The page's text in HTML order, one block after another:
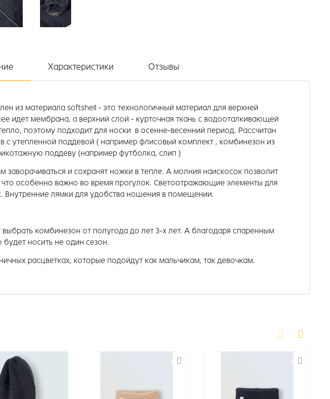
Характеристики Отзывы
из материала softshell - это технологичный материал для верхней
идет мембрана, а верхний слой - курточная ткань с водооталкивающей
поэтому подходит для носки в осенне-весенний период. Рассчитан
с утепленной поддевой ( например флисовый комплект , комбинезон из
поддеву (например футболка, слип )
и сохранят ножки в тепле. А молния наискосок позволит
особенно важно во время прогулок. Светоотражающие элементы для
Внутренние лямки для удобства ношения в помещении.
комбинезон от полугода до лет 3-х лет. А благодаря спаренным
носить не один сезон.
расцветках, которые подойдут как мальчикам, так девочкам.